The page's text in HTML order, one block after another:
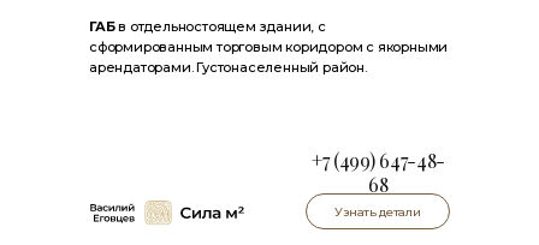
Узнать детали
ГАБв отдельностоящем здании, с
сформированным торговым коридором с якорными
арендаторами. Густонаселенный район.
+7 (499) 647-48-
68